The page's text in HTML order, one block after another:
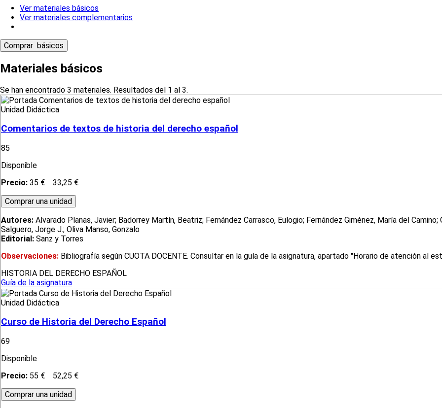
Ver materiales básicos
Ver materiales complementarios
Materiales básicos
Se han encontrado 3 materiales. Resultados del 1 al 3.
Unidad Didáctica
Comentarios de textos de historia del derecho español
85
Disponible
Precio: 35 € 33,25 €
Autores: Alvarado Planas, Javier; Badorrey Martín, Beatriz; Fernández Carrasco, Eulogio; Fernández Giménez, María del
Salguero, Jorge J.; Oliva Manso, Gonzalo
Editorial: Sanz y Torres
Observaciones: Bibliografía según CUOTA DOCENTE. Consultar en la guía de la asignatura, apartado "Horario de atención al
HISTORIA DEL DERECHO ESPAÑOL
Guía de la asignatura
Unidad Didáctica
Curso de Historia del Derecho Español
69
Disponible
Precio: 55 € 52,25 €